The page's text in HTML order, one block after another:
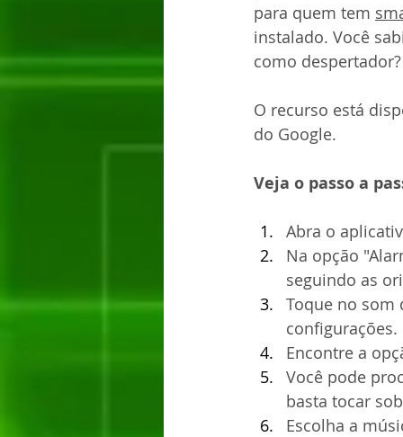
para quem tem
instalado. Você
como despertador?
O recurso está
do Google.
Veja o passo a
Abra o
Na opção
seguindo as
Toque no som
configurações.
Encontre a
Você pode
basta tocar
Escolha a